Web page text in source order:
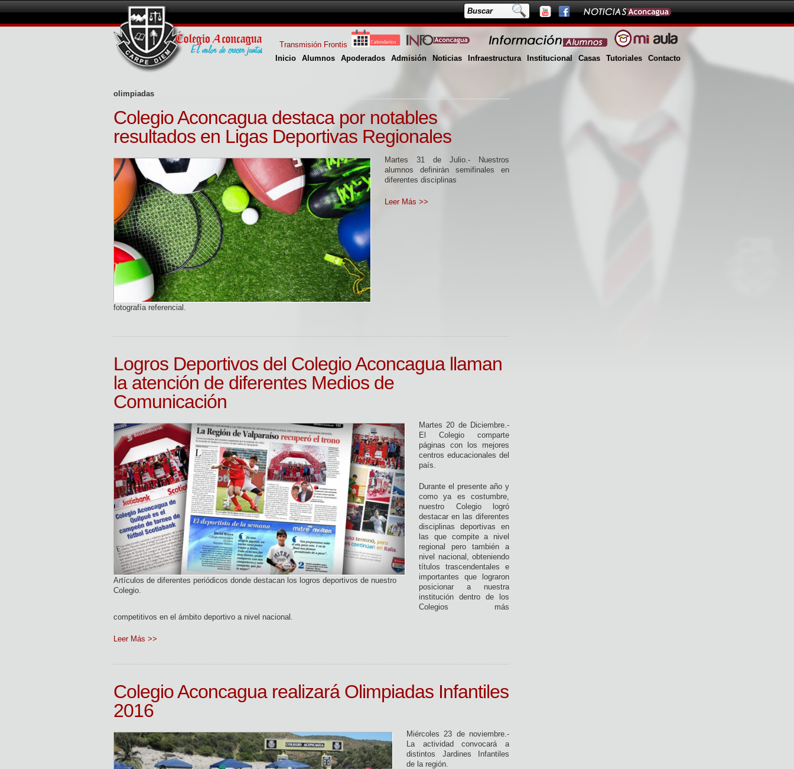
Inicio Alumnos Apoderados Admisión Noticias Infraestructura Institucional Casas Tutoriales Contacto
Transmisión Frontis
olimpiadas
Colegio Aconcagua destaca por notables
resultados en Ligas Deportivas Regionales
fotografía referencial.
Martes 31 de Julio.- Nuestros
alumnos definirán semifinales en
diferentes disciplinas
Leer Más >>
Logros Deportivos del Colegio Aconcagua llaman
la atención de diferentes Medios de
Comunicación
Artículos de diferentes periódicos donde destacan los logros deportivos de nuestro
Colegio.
Martes 20 de Diciembre.-
El Colegio comparte
páginas con los mejores
centros educacionales del
país.
Durante el presente año y
como ya es costumbre,
nuestro Colegio logró
destacar en las diferentes
disciplinas deportivas en
las que compite a nivel
regional pero también a
nivel nacional, obteniendo
títulos trascendentales e
importantes que lograron
posicionar a nuestra
institución dentro de los
Colegios más
competitivos en el ámbito deportivo a nivel nacional.
Leer Más >>
Colegio Aconcagua realizará Olimpiadas Infantiles
2016
Miércoles 23 de noviembre.-
La actividad convocará a
distintos Jardines Infantiles
de la región.